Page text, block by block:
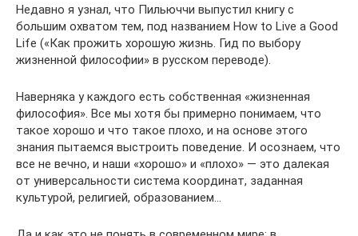
Недавно я узнал, что Пильюччи выпустил книгу с
большим охватом тем, под названием How to Live a Good
Life («Как прожить хорошую жизнь. Гид по выбору
жизненной философии» в русском переводе).
Наверняка у каждого есть собственная «жизненная
философия». Все мы хотя бы примерно понимаем, что
такое хорошо и что такое плохо, и на основе этого
знания пытаемся выстроить поведение. И осознаем, что
все не вечно, и наши «хорошо» и «плохо» — это далекая
от универсальности система координат, заданная
культурой, религией, образованием…